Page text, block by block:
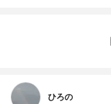
ひろの